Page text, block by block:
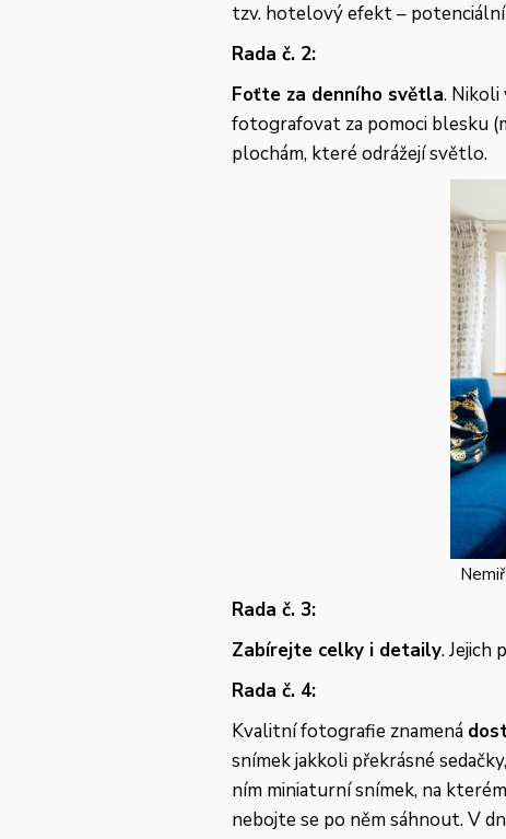
tzv. hotelový efekt – potenciální
Rada č. 2:
Foťte za denního světla. Nikoli
fotografovat za pomoci blesku
plochám, které odrážejí světlo.
Rada č. 3:
Zabírejte celky i detaily. Jejich
Rada č. 4:
Kvalitní fotografie znamená
snímek jakkoli překrásné
ním miniaturní snímek, na
nebojte se po něm sáhnout. V